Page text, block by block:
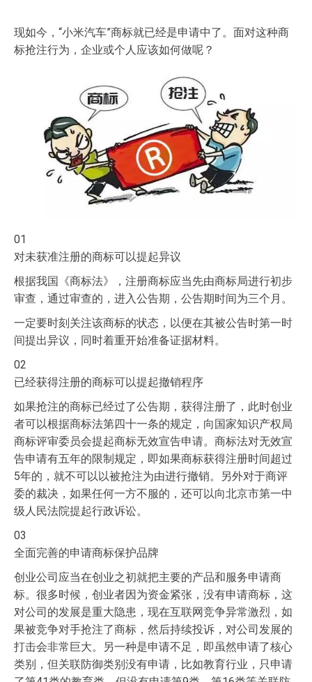
现如今，“小米汽车”商标就已经是申请中了。面对这种商
标抢注行为，企业或个人应该如何做呢？
01
对未获准注册的商标可以提起异议
根据我国《商标法》，注册商标应当先由商标局进行初步
审查，通过审查的，进入公告期，公告期时间为三个月。
一定要时刻关注该商标的状态，以便在其被公告时第一时
间提出异议，同时着重开始准备证据材料。
02
已经获得注册的商标可以提起撤销程序
如果抢注的商标已经过了公告期，获得注册了，此时创业
者可以根据商标法第四十一条的规定，向国家知识产权局
商标评审委员会提起商标无效宣告申请。商标法对无效宣
告申请有五年的限制规定，即如果商标获得注册时间超过
5年的，就不可以以被抢注为由进行撤销。另外对于商评
委的裁决，如果任何一方不服的，还可以向北京市第一中
级人民法院提起行政诉讼。
03
全面完善的申请商标保护品牌
创业公司应当在创业之初就把主要的产品和服务申请商
标。很多时候，创业者因为资金紧张，没有申请商标，这
对公司的发展是重大隐患，现在互联网竞争异常激烈，如
果被竞争对手抢注了商标，然后持续投诉，对公司发展的
打击会非常巨大。另一种是申请不足，即虽然申请了核心
类别，但关联防御类别没有申请，比如教育行业，只申请